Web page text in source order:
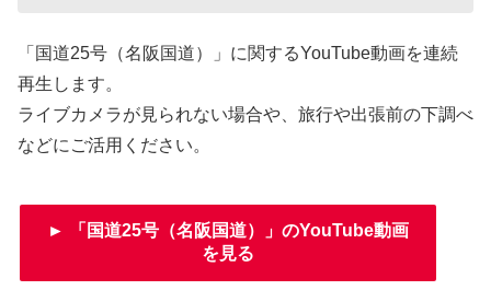
「国道25号（名阪国道）」に関するYouTube動画を連続
再生します。
ライブカメラが見られない場合や、旅行や出張前の下調べ
などにご活用ください。
► 「国道25号（名阪国道）」のYouTube動画
を見る